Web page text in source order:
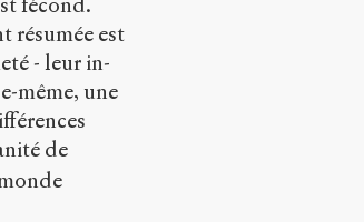
résumée est
- leur in-
même, une
de